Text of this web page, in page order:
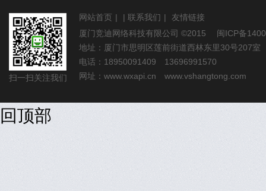
扫一扫关注我们
网站首页 | | 联系我们 |
友情链接
厦门竞迪网络科技有限公司 ©2015 闽ICP备
地址：厦门市思明区莲前街道西林东里30号207室
电话：18950091409 13696991570
网址： www.wxapi.cn www.vshangtong.com
回顶部